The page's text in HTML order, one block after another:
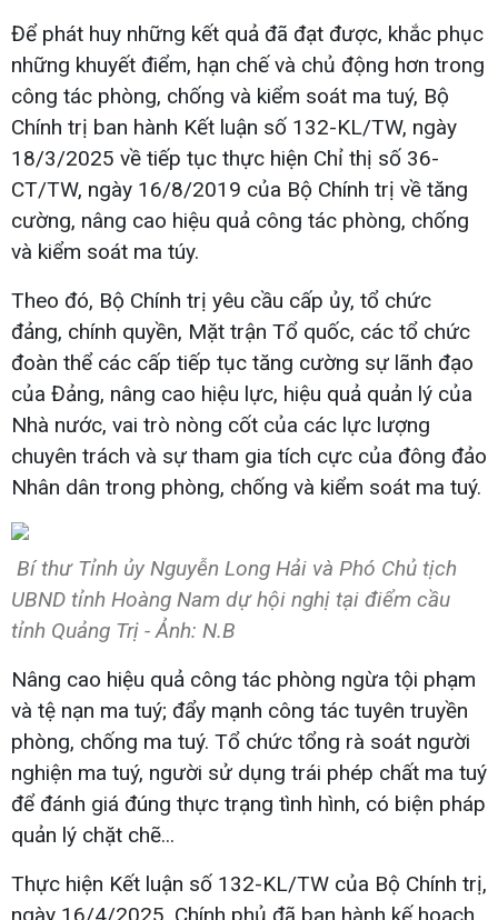
Để phát huy những kết quả đã đạt được, khắc phục
những khuyết điểm, hạn chế và chủ động hơn trong
công tác phòng, chống và kiểm soát ma tuý, Bộ
Chính trị ban hành Kết luận số 132-KL/TW, ngày
18/3/2025 về tiếp tục thực hiện Chỉ thị số 36-
CT/TW, ngày 16/8/2019 của Bộ Chính trị về tăng
cường, nâng cao hiệu quả công tác phòng, chống
và kiểm soát ma túy.
Theo đó, Bộ Chính trị yêu cầu cấp ủy, tổ chức
đảng, chính quyền, Mặt trận Tổ quốc, các tổ chức
đoàn thể các cấp tiếp tục tăng cường sự lãnh đạo
của Đảng, nâng cao hiệu lực, hiệu quả quản lý của
Nhà nước, vai trò nòng cốt của các lực lượng
chuyên trách và sự tham gia tích cực của đông đảo
Nhân dân trong phòng, chống và kiểm soát ma tuý.
Bí thư Tỉnh ủy Nguyễn Long Hải và Phó Chủ tịch
UBND tỉnh Hoàng Nam dự hội nghị tại điểm cầu
tỉnh Quảng Trị - Ảnh: N.B
Nâng cao hiệu quả công tác phòng ngừa tội phạm
và tệ nạn ma tuý; đẩy mạnh công tác tuyên truyền
phòng, chống ma tuý. Tổ chức tổng rà soát người
nghiện ma tuý, người sử dụng trái phép chất ma tuý
để đánh giá đúng thực trạng tình hình, có biện pháp
quản lý chặt chẽ...
Thực hiện Kết luận số 132-KL/TW của Bộ Chính trị,
ngày 16/4/2025, Chính phủ đã ban hành kế hoạch